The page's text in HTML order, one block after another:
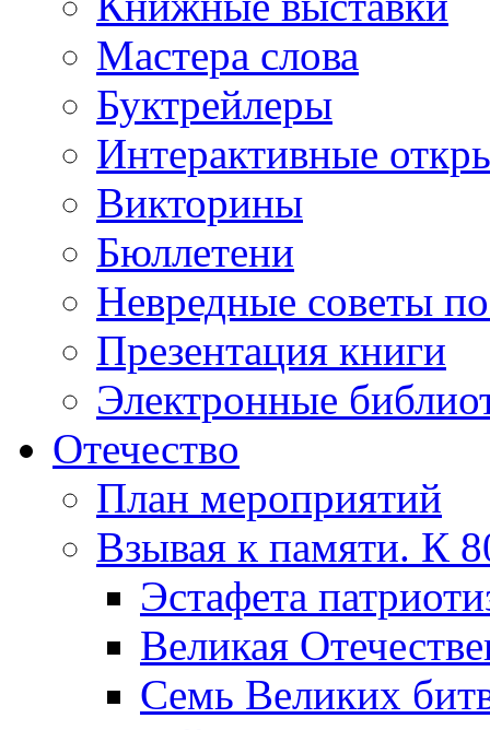
Мастера слова
Буктрейлеры
Интерактивные
Викторины
Бюллетени
Невредные советы
Презентация книги
Электронные
Отечество
План мероприятий
Взывая к памяти. К
Эcтафета
Великая
Семь Великих